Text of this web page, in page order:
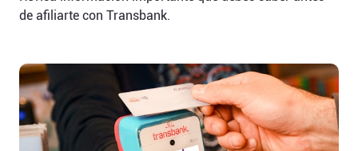
de afiliarte con Transbank.